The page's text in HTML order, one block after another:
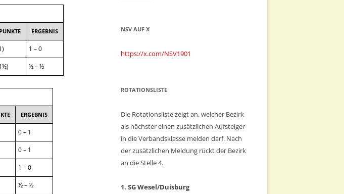
PUNKTE ERGEBNIS
1 – 0
½ – ½
ERGEBNIS
0 – 1
0 – 1
1 – 0
½ – ½
NSV AUF X
https://x.com/NSV1901
ROTATIONSLISTE
Die Rotationsliste zeigt an, welcher Bezirk
als nächster einen zusätzlichen Aufsteiger
in die Verbandsklasse melden darf. Nach
der zusätzlichen Meldung rückt der Bezirk
an die Stelle 4.
1. SG Wesel/Duisburg